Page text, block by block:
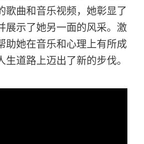
歌曲和音乐视频，她彰显了
展示了她另一面的风采。激
助她在音乐和心理上有所成
生道路上迈出了新的步伐。